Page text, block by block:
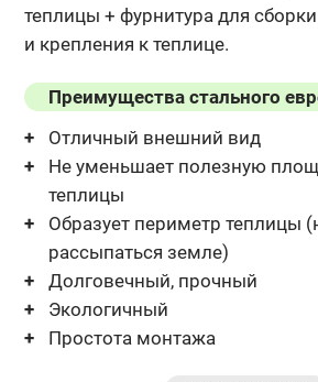
теплицы + фурнитура для
и крепления к теплице.
Преимущества стального
Отличный внешний вид
Не уменьшает полезную
теплицы
Образует периметр теплицы
рассыпаться земле)
Долговечный, прочный
Экологичный
Простота монтажа